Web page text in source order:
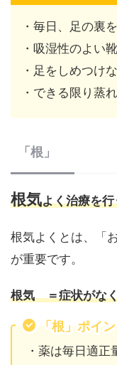
・毎日、足の裏
・吸湿性のよい
・足をしめつけ
・できる限り蒸
「根」
根気よく治療を行
根気よくとは、「
が重要です。
根気 ＝症状がな
「根」ポイ
・薬は毎日適正